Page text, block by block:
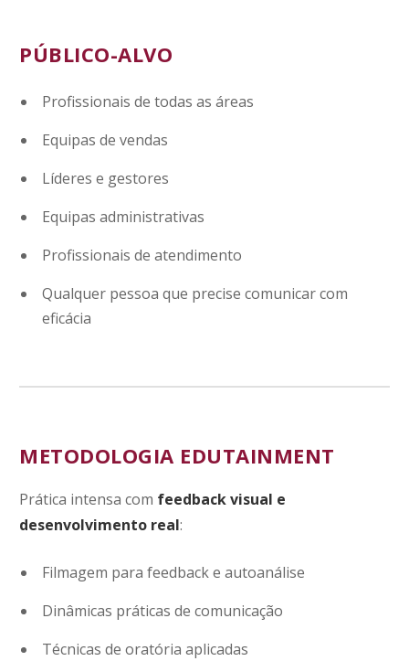
PÚBLICO-ALVO
Profissionais de todas as áreas
Equipas de vendas
Líderes e gestores
Equipas administrativas
Profissionais de atendimento
Qualquer pessoa que precise comunicar com
eficácia
METODOLOGIA EDUTAINMENT
Prática intensa com feedback visual e
desenvolvimento real:
Filmagem para feedback e autoanálise
Dinâmicas práticas de comunicação
Técnicas de oratória aplicadas